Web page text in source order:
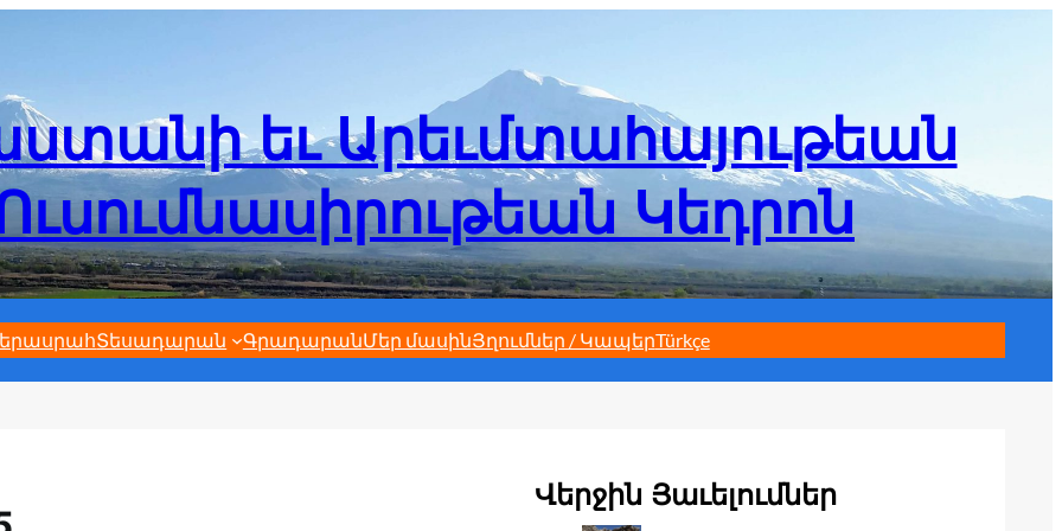
եւ Արեւմտահայութեան
Կեդրոն
Տեսադարան ԳրադարանՄեր մասինՅղումներ / ԿապերTürkçe
Վերջին Յաւելումներ